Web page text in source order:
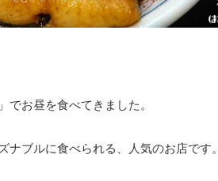
」でお昼を食べてきました。
ナブルに食べられる、人気のお店です。